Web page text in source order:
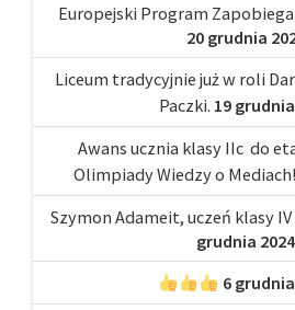
Europejski Program
20 grudnia
Liceum tradycyjnie już w roli
Paczki. 19
Awans ucznia klasy IIc do
Olimpiady Wiedzy o Mediach!
Szymon Adameit, uczeń klasy IV
grudnia 2024
6